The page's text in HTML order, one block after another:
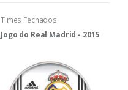
Times Fechados
Jogo do Real Madrid - 2015